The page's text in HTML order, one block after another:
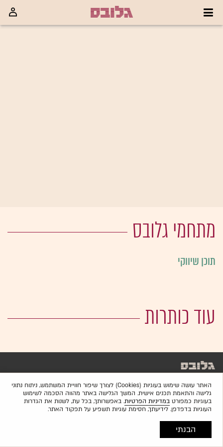
מתחמי גלובס
תוכן שיווקי
עוד כותרות
האתר עושה שימוש בעוגיות (Cookies) לצורך שיפור חוויית המשתמש, ניתוח נתוני
גלישה והתאמת תכנים אישית. המשך הגלישה באתר מהווה הסכמה לשימוש
בעוגיות כמפורטבמדיניות הפרטיות. באפשרותך, בכל עת, לשנות את הגדרות
העוגיות בדפדפן. לידיעתך, חסימת עוגיות תשפיע על תפקוד האתר.
הבנתי